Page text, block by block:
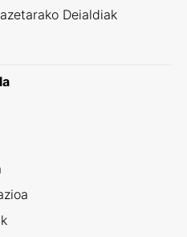
Deialdiak